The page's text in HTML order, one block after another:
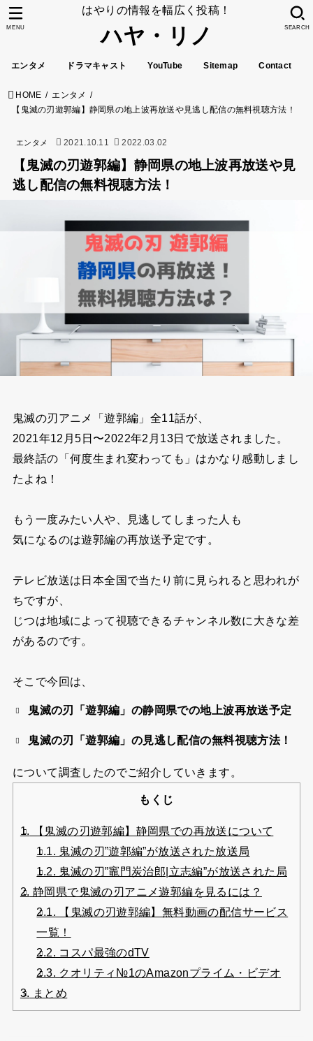
はやりの情報を幅広く投稿！
ハヤ・リノ
エンタメ ドラマキャスト YouTube Sitemap Contact
SEARCH
MENU
HOME
エンタメ
【鬼滅の刃遊郭編】静岡県の地上波再放送や見逃し配信の無料視聴方法！
エンタメ 2021.10.11 2022.03.02
【鬼滅の刃遊郭編】静岡県の地上波再放送や見
逃し配信の無料視聴方法！
鬼滅の刃アニメ「遊郭編」全11話が、
2021年12月5日〜2022年2月13日で放送されました。
最終話の「何度生まれ変わっても」はかなり感動しまし
たよね！
もう一度みたい人や、見逃してしまった人も
気になるのは遊郭編の再放送予定です。
テレビ放送は日本全国で当たり前に見られると 思われが
ちですが、
じつは地域によって視聴できるチャンネル数に大きな差
があるのです。
そこで今回は、
鬼滅の刃「遊郭編」の静岡県での地上波再放送予定
鬼滅の刃「遊郭編」の見逃し配信の無料視聴方法！
について調査したのでご紹介していきます。
もくじ
1.
【鬼滅の刃遊郭編】静岡県での再放送について
1.1. 鬼滅の刃”遊郭編”が放送された放送局
1.2. 鬼滅の刃”竈門炭治郎|立志編”が放送された局
2. 静岡県で鬼滅の刃アニメ遊郭編を見るには？
2.1. 【鬼滅の刃遊郭編】無料動画の配信サービス
一覧！
2.2. コスパ最強のdTV
2.3. クオリティ№1のAmazonプライム・ビデオ
3. まとめ